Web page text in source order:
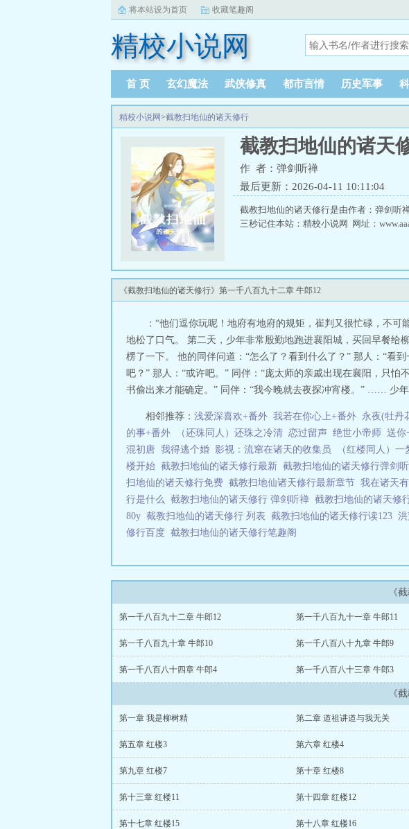
将本站设为首页 收藏笔趣阁
精校小说网
首 页 玄幻魔法 武侠修真 都市言情 历史军事
精校小说网>截教扫地仙的诸天修行
截教扫地仙的诸天
作 者：弹剑听禅
最后更新：2026-04-11 10:11:04
截教扫地仙的诸天修行是由作者：弹剑听
三秒记住本站：精校小说网 网址：
《截教扫地仙的诸天修行》第一千八百九十二章 牛郎12
：“他们逗你玩呢！地府有地府的规矩，崔判又很忙碌，不
地松了口气。 第二天，少年非常殷勤地跑进襄阳城，买回早餐给
楞了一下。 他的同伴问道：“怎么了？看到什么了？” 那人：“看
吧？” 那人：“或许吧。” 同伴：“庞太师的亲戚出现在襄阳，只
书偷出来才能确定。” 同伴：“我今晚就去夜探冲宵楼。” …… 少
相邻推荐： 浅爱深喜欢+番外 我若在你心上+番外 永夜(牡丹
的事+番外
（还珠同人）还珠之冷清 恋过留声 绝世小帝师 送你
混初唐 我得逃个婚 影视：流窜在诸天的收集员 （红楼同人）
楼开始 截教扫地仙的诸天修行最新 截教扫地仙的诸天修行弹剑
扫地仙的诸天修行免费 截教扫地仙诸天修行最新章节 我在诸天
行是什么 截教扫地仙的诸天修行 弹剑听禅 截教扫地仙的诸天修
80y 截教扫地仙的诸天修行 列表 截教扫地仙的诸天修行读123
修行百度 截教扫地仙的诸天修行笔趣阁
《
第一千八百九十二章 牛郎12 第一千八百九十一章 牛郎11
第一千八百九十章 牛郎10 第一千八百八十九章 牛郎9
第一千八百八十四章 牛郎4 第一千八百八十三章 牛郎3
《
第一章 我是柳树精 第二章 道祖讲道与我无关
第五章 红楼3 第六章 红楼4
第九章 红楼7 第十章 红楼8
第十三章 红楼11 第十四章 红楼12
第十七章 红楼15 第十八章 红楼16